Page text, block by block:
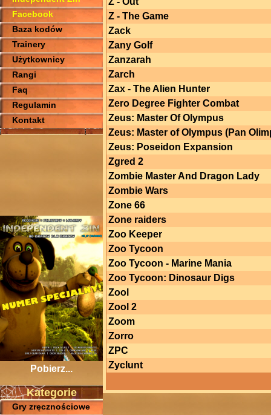
Facebook
Baza kodów
Trainery
Użytkownicy
Rangi
Faq
Regulamin
Kontakt
Pobierz...
Kategorie
Gry zręcznościowe
Z - The Game
Zack
Zany Golf
Zanzarah
Zarch
Zax - The Alien Hunter
Zero Degree Fighter Combat
Zeus: Master Of Olympus
Zeus: Master of Olympus (Pan
Zeus: Poseidon Expansion
Zgred 2
Zombie Master And Dragon Lady
Zombie Wars
Zone 66
Zone raiders
Zoo Keeper
Zoo Tycoon
Zoo Tycoon - Marine Mania
Zoo Tycoon: Dinosaur Digs
Zool
Zool 2
Zoom
Zorro
ZPC
Zyclunt